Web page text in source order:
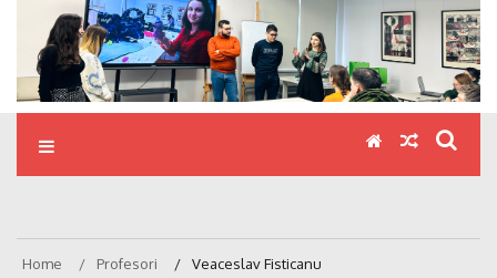
Home Profesori Veaceslav Fisticanu